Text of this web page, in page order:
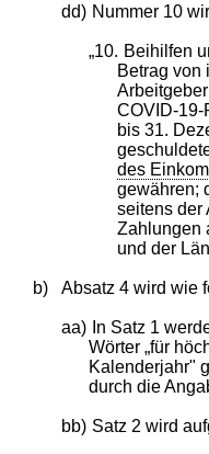
dd) Nummer 10
„10. Beihilfen
Betrag von
COVID-19-
bis 31.
des
gewähren;
seitens der
Zahlungen
und der
b) Absatz 4 wird wie
aa)
In Satz 1
Wörter „für
Kalenderjahr"
durch die
bb) Satz 2 wird